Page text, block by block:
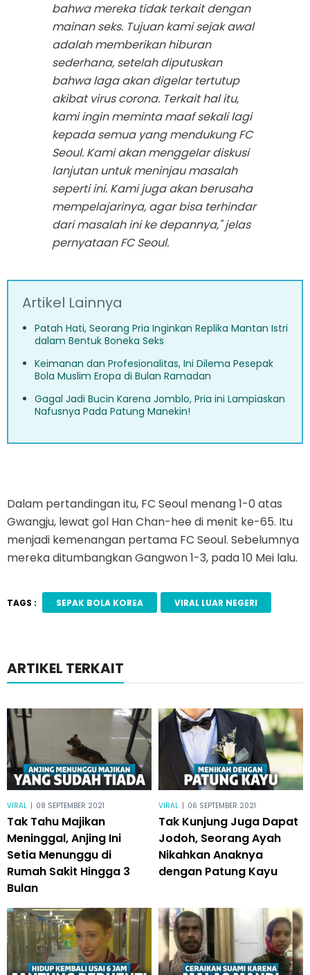
bahwa mereka tidak terkait dengan
mainan seks. Tujuan kami sejak awal
adalah memberikan hiburan
sederhana, setelah diputuskan
bahwa laga akan digelar tertutup
akibat virus corona. Terkait hal itu,
kami ingin meminta maaf sekali lagi
kepada semua yang mendukung FC
Seoul. Kami akan menggelar diskusi
lanjutan untuk meninjau masalah
seperti ini. Kami juga akan berusaha
mempelajarinya, agar bisa terhindar
dari masalah ini ke depannya," jelas
pernyataan FC Seoul.
Artikel Lainnya
Patah Hati, Seorang Pria Inginkan Replika Mantan Istri
dalam Bentuk Boneka Seks
Keimanan dan Profesionalitas, Ini Dilema Pesepak
Bola Muslim Eropa di Bulan Ramadan
Gagal Jadi Bucin Karena Jomblo, Pria ini Lampiaskan
Nafusnya Pada Patung Manekin!
Dalam pertandingan itu, FC Seoul menang 1-0 atas
Gwangju, lewat gol Han Chan-hee di menit ke-65. Itu
menjadi kemenangan pertama FC Seoul. Sebelumnya
mereka ditumbangkan Gangwon 1-3, pada 10 Mei lalu.
TAGS : SEPAK BOLA KOREA VIRAL LUAR NEGERI
ARTIKEL TERKAIT
VIRAL | 08 SEPTEMBER 2021
Tak Tahu Majikan
Meninggal, Anjing Ini
Setia Menunggu di
Rumah Sakit Hingga 3
Bulan
VIRAL | 06 SEPTEMBER 2021
Tak Kunjung Juga Dapat
Jodoh, Seorang Ayah
Nikahkan Anaknya
dengan Patung Kayu